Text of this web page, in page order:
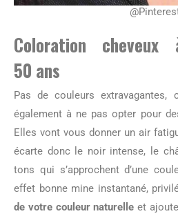
Coloration
50 ans
Pas de couleurs extravagantes,
également à ne pas opter pour
Elles vont vous donner un air
écarte donc le noir intense, le
tons qui s’approchent d’une
effet bonne mine instantané,
de votre couleur naturelle et